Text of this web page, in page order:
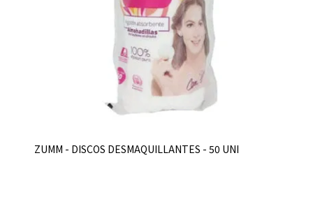
ZUMM - DISCOS DESMAQUILLANTES - 50 UNI